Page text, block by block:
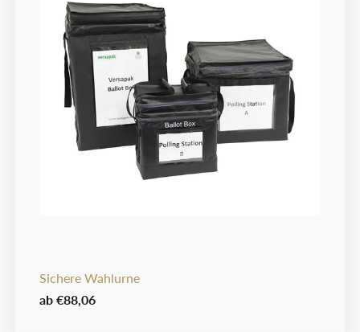
Sichere Wahlurne
ab €88,06